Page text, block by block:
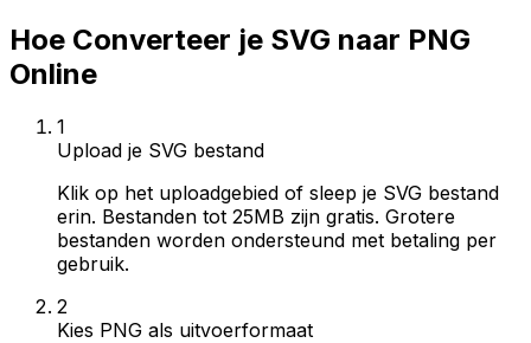
Hoe Converteer je SVG naar PNG
Online
1
Upload je SVG bestand
Klik op het uploadgebied of sleep je SVG bestand
erin. Bestanden tot 25MB zijn gratis. Grotere
bestanden worden ondersteund met betaling per
gebruik.
2
Kies PNG als uitvoerformaat